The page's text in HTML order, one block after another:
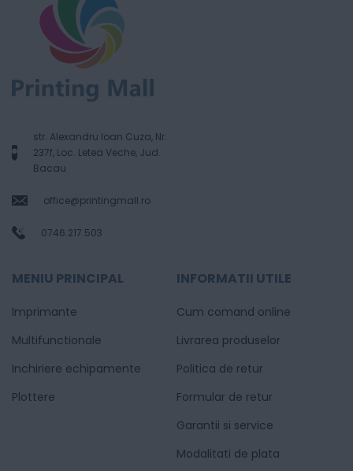
str. Alexandru Ioan Cuza, Nr.
237f, Loc. Letea Veche, Jud.
Bacau
office@printingmall.ro
0746.217.503
MENIU PRINCIPAL
Imprimante
Multifunctionale
Inchiriere echipamente
Plottere
INFORMATII UTILE
Cum comand online
Livrarea produselor
Politica de retur
Formular de retur
Garantii si service
Modalitati de plata